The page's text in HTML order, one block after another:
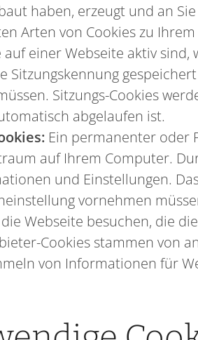
haben, erzeugt und an
Arten von Cookies zu
auf einer Webseite aktiv
Sitzungskennung
Sitzungs-Cookies
abgelaufen ist.
Ein permanenter oder
auf Ihrem Computer.
und Einstellungen.
vornehmen
Webseite besuchen, die
Cookies stammen von
von Informationen für